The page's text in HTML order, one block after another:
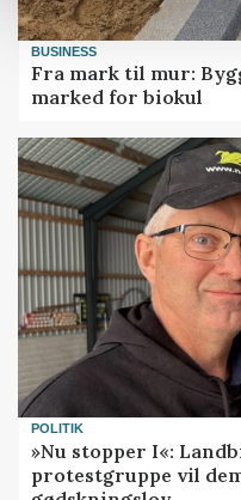
BUSINESS
Fra mark til mur:
marked for biokul
POLITIK
»Nu stopper I«:
protestgruppe vil